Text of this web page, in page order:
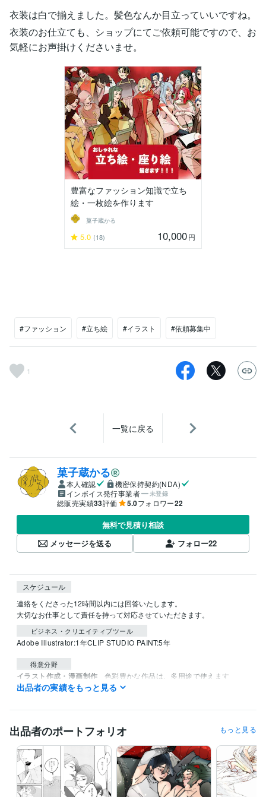
衣装は白で揃えました。髪色なんか目立っていいですね。
衣装のお仕立ても、ショップにてご依頼可能ですので、お
気軽にお声掛けくださいませ。
豊富なファッション知識で立ち
絵・一枚絵を作ります
菓子蔵かる
5.0 (18) 10,000円
#ファッション #立ち絵 #イラスト #依頼募集中
1
一覧に戻る
菓子蔵かる
本人確認
機密保持契約(NDA)
インボイス発行事業者
未登録
総販売実績33評価 5.0フォロワー22
無料で見積り相談
メッセージを送る
フォロー22
スケジュール
連絡をくださった12時間以内には回答いたします。
大切なお仕事として責任を持って対応させていただきます。
ビジネス・クリエイティブツール
Adobe Illustrator:1年CLIP STUDIO PAINT:5年
得意分野
イラスト作成・漫画制作 色彩豊かな作品は、多用途で使えます
色彩 サムネ アパレル 歌ってみた
出品者の実績をもっと見る
出品者のポートフォリオ もっと見る